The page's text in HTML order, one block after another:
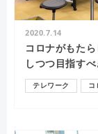
2020.7.14
コロナがもた
しつつ目指す
テレワーク コ